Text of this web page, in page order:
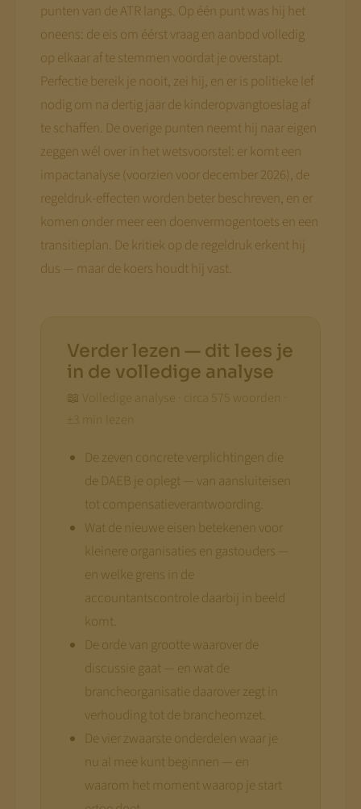
punten van de ATR langs. Op één punt was hij het
oneens: de eis om éérst vraag en aanbod volledig
op elkaar af te stemmen voordat je overstapt.
Perfectie bereik je nooit, zei hij, en er is politieke lef
nodig om na dertig jaar de kinderopvangtoeslag af
te schaffen. De overige punten neemt hij naar eigen
zeggen wél over in het wetsvoorstel: er komt een
impactanalyse (voorzien voor december 2026), de
regeldruk-effecten worden beter beschreven, en er
komen onder meer een doenvermogentoets en een
transitieplan. De kritiek op de regeldruk erkent hij
dus — maar de koers houdt hij vast.
Verder lezen — dit lees je
in de volledige analyse
📖 Volledige analyse · circa 575 woorden ·
±3 min lezen
De zeven concrete verplichtingen die
de DAEB je oplegt — van aansluiteisen
tot compensatieverantwoording.
Wat de nieuwe eisen betekenen voor
kleinere organisaties en gastouders —
en welke grens in de
accountantscontrole daarbij in beeld
komt.
De orde van grootte waarover de
discussie gaat — en wat de
brancheorganisatie daarover zegt in
verhouding tot de brancheomzet.
De vier zwaarste onderdelen waar je
nu al mee kunt beginnen — en
waarom het moment waarop je start